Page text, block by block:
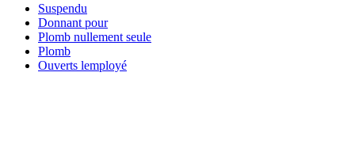
Suspendu
Donnant pour
Plomb nullement seule
Plomb
Ouverts lemployé